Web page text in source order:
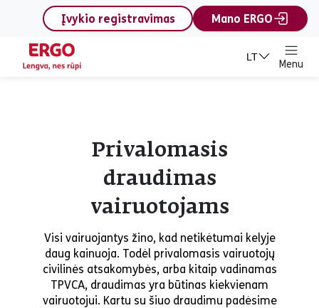
content
Įvykio registravimas
Mano ERGO
LT
Menu
Privalomasis
draudimas
vairuotojams
Visi vairuojantys žino, kad netikėtumai kelyje
daug kainuoja. Todėl privalomasis vairuotojų
civilinės atsakomybės, arba kitaip vadinamas
TPVCA, draudimas yra būtinas kiekvienam
vairuotojui. Kartu su šiuo draudimu padėsime